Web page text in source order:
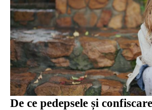
De ce pedepsele și